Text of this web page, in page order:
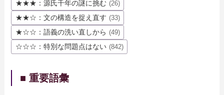
★★★：源氏千年の謎に挑む (26)
★★☆：文の構造を捉え直す (33)
★☆☆：語義の洗い直しから (49)
☆☆☆：特別な問題点はない (842)
■ 重要語彙